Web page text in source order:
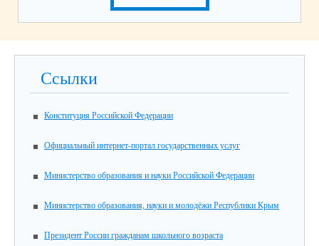
Ссылки
Конституция Российской Федерации
Официальный интернет-портал государственных услуг
Министерство образования и науки Российской Федерации
Министерство образования, науки и молодёжи Республики Крым
Президент России гражданам школьного возраста